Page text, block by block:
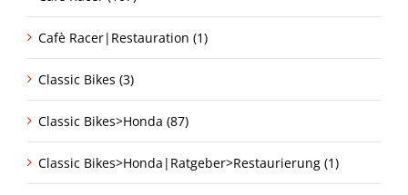
Cafè Racer|Restauration (1)
Classic Bikes (3)
Classic Bikes>Honda (87)
Classic Bikes>Honda|Ratgeber>Restaurierung (1)